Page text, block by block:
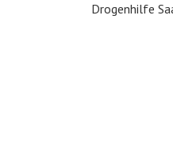
Drogenhilfe